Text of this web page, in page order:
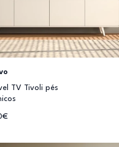
TV Tivoli pés